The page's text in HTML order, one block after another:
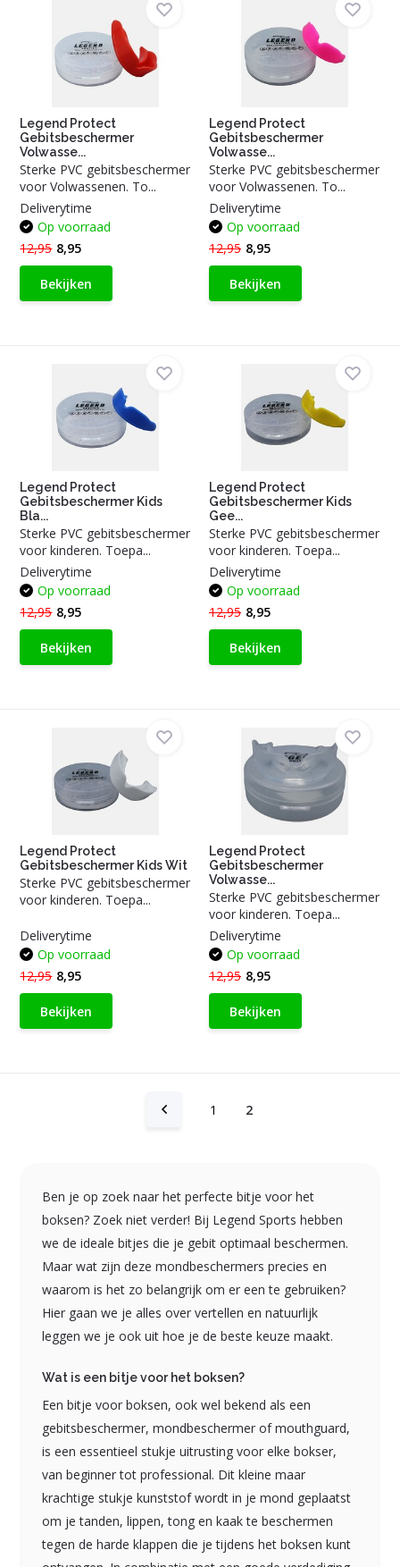
Legend Protect
Gebitsbeschermer
Volwasse...
Sterke PVC gebitsbeschermer
voor Volwassenen. To...
Deliverytime
Op voorraad
12,95 8,95
Bekijken
Legend Protect
Gebitsbeschermer
Volwasse...
Sterke PVC gebitsbeschermer
voor Volwassenen. To...
Deliverytime
Op voorraad
12,95 8,95
Bekijken
Legend Protect
Gebitsbeschermer Kids
Bla...
Sterke PVC gebitsbeschermer
voor kinderen. Toepa...
Deliverytime
Op voorraad
12,95 8,95
Bekijken
Legend Protect
Gebitsbeschermer Kids
Gee...
Sterke PVC gebitsbeschermer
voor kinderen. Toepa...
Deliverytime
Op voorraad
12,95 8,95
Bekijken
Legend Protect
Gebitsbeschermer Kids Wit
Sterke PVC gebitsbeschermer
voor kinderen. Toepa...
Deliverytime
Op voorraad
12,95 8,95
Bekijken
Legend Protect
Gebitsbeschermer
Volwasse...
Sterke PVC gebitsbeschermer
voor kinderen. Toepa...
Deliverytime
Op voorraad
12,95 8,95
Bekijken
1 2
Ben je op zoek naar het perfecte bitje voor het
boksen? Zoek niet verder! Bij Legend Sports hebben
we de ideale bitjes die je gebit optimaal beschermen.
Maar wat zijn deze mondbeschermers precies en
waarom is het zo belangrijk om er een te gebruiken?
Hier gaan we je alles over vertellen en natuurlijk
leggen we je ook uit hoe je de beste keuze maakt.
Wat is een bitje voor het boksen?
Een bitje voor boksen, ook wel bekend als een
gebitsbeschermer, mondbeschermer of mouthguard,
is een essentieel stukje uitrusting voor elke bokser,
van beginner tot professional. Dit kleine maar
krachtige stukje kunststof wordt in je mond geplaatst
om je tanden, lippen, tong en kaak te beschermen
tegen de harde klappen die je tijdens het boksen kunt